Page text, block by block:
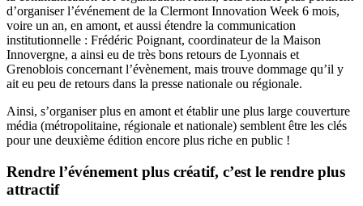
d’organiser l’événement de la Clermont Innovation Week 6 mois,
voire un an, en amont, et aussi étendre la communication
institutionnelle : Frédéric Poignant, coordinateur de la Maison
Innovergne, a ainsi eu de très bons retours de Lyonnais et
Grenoblois concernant l’évènement, mais trouve dommage qu’il y
ait eu peu de retours dans la presse nationale ou régionale.
Ainsi, s’organiser plus en amont et établir une plus large couverture
média (métropolitaine, régionale et nationale) semblent être les clés
pour une deuxième édition encore plus riche en public !
Rendre l’événement plus créatif, c’est le rendre plus
attractif